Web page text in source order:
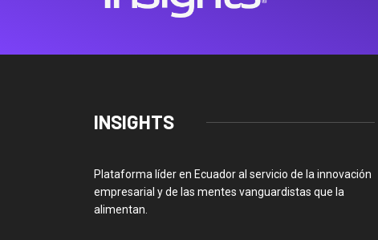
INSIGHTS
Plataforma líder en Ecuador al servicio de la innovación
empresarial y de las mentes vanguardistas que la
alimentan.